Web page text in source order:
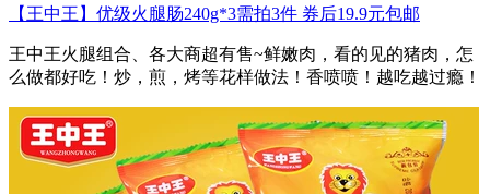
【王中王】优级火腿肠240g*3需拍3件 券后19.9元包邮
王中王火腿组合、各大商超有售~鲜嫩肉，看的见的猪肉，怎
么做都好吃！炒，煎，烤等花样做法！香喷喷！越吃越过瘾！